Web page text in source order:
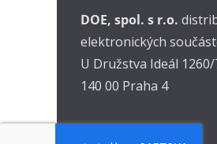
DOE, spol. s r.o.
elektronických
U Družstva Ideál
140 00 Praha 4